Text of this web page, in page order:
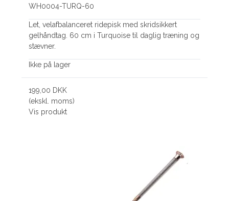
WH0004-TURQ-60
Let, velafbalanceret ridepisk med skridsikkert
gelhåndtag. 60 cm i Turquoise til daglig træning og
stævner.
Ikke på lager
199,00 DKK
(ekskl. moms)
Vis produkt